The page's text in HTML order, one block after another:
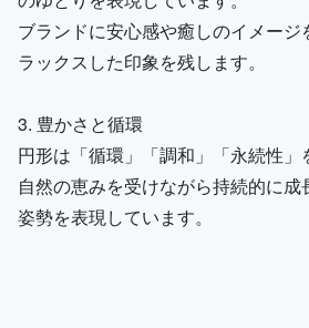
ブランドに安心感や癒しのイメージ
ラックスした印象を残します。
3. 豊かさと循環
円形は「循環」「調和」「永続性」
自然の恵みを受けながら持続的に
姿勢を表現しています。